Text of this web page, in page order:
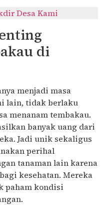
Desa Kami
di
menjadi masa
lain, tidak berlaku
menanam tembakau.
banyak uang dari
Jadi unik sekaligus
perihal
tanaman lain karena
kesehatan. Mereka
paham kondisi